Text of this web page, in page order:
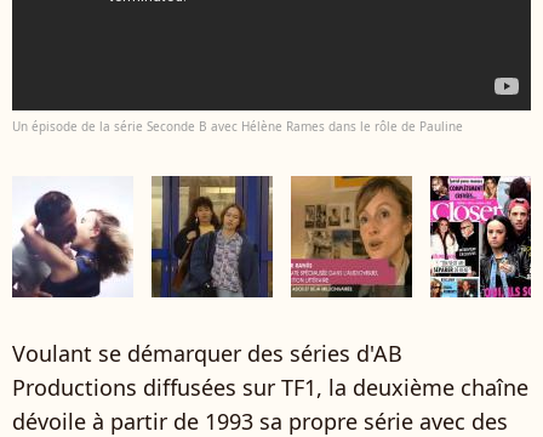
Un épisode de la série Seconde B avec Hélène Rames dans le rôle de Pauline
Voulant se démarquer des séries d'AB
Productions diffusées sur TF1, la deuxième chaîne
dévoile à partir de 1993 sa propre série avec des